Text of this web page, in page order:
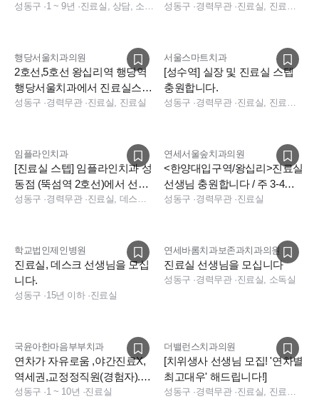
선생님 모십니다.
성동구 ·1 ~ 9년 · 진료실, 상담, 소독실, 수술실, 데스크
집합니다
성동구 ·경력무관· 진료실, 진료팀장, 데스크
행당서울치과의원
2호선,5호선 왕십리역 행당역
행당서울치과에서 진료실스탭
을 모십니다(야간진료없음,주5
성동구 ·경력무관·진료실, 진료실
서울스마트치과
[성수역] 실장 및 진료실 스텝
충원합니다.
성동구 ·경력무관· 진료실, 진료팀장, 실장, 진료실
임플라인치과
[진료실 스텝] 임플라인치과 성
동점 (뚝섬역 2호선)에서 선생
님을 구인합니다.
성동구 ·경력무관· 진료실, 데스크, 보험청구, 진료실
연세서울숲치과의원
<한양대입구역/왕십리>진료실
선생님 충원합니다 / 주 3-4일
근무 / 야간진료 없음
성동구 ·경력무관·진료실
학교법인제인병원
진료실, 데스크 선생님을 모십
니다.
성동구 ·15년 이하·진료실
연세바롬치과보존과치과의원
진료실 선생님을 모십니다
성동구 ·경력무관·진료실, 소독실
국윤아한마음부부치과
연차가 자유로움 ,야간진료X,
역세권,교정정직원(경험자).알
바구함((1~4일도 가능)
성동구 ·1 ~ 10년 ·진료실
더밸런스치과의원
[치위생사 선생님 모집! '연차별
최고대우' 해드립니다!]
성동구 ·경력무관· 진료실, 진료팀장, 데스크, 보험청구, 상담